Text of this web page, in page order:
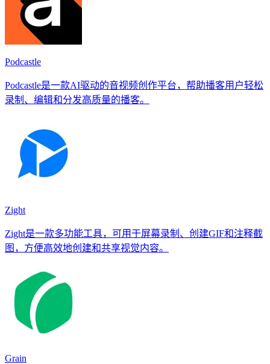
Podcastle
Podcastle是一款AI驱动的音视频创作平台，帮助播客用户轻松
录制、编辑和分发高质量的播客。
Zight
Zight是一款多功能工具，可用于屏幕录制、创建GIF和注释截
图，方便高效地创建和共享视觉内容。
Grain